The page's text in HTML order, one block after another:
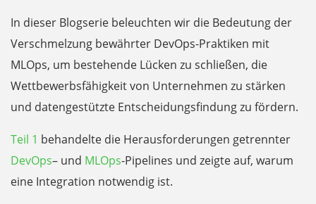
In dieser Blogserie beleuchten wir die Bedeutung der
Verschmelzung bewährter DevOps-Praktiken mit
MLOps, um bestehende Lücken zu schließen, die
Wettbewerbsfähigkeit von Unternehmen zu stärken
und datengestützte Entscheidungsfindung zu fördern.
Teil 1 behandelte die Herausforderungen getrennter
DevOps– und MLOps-Pipelines und zeigte auf, warum
eine Integration notwendig ist.